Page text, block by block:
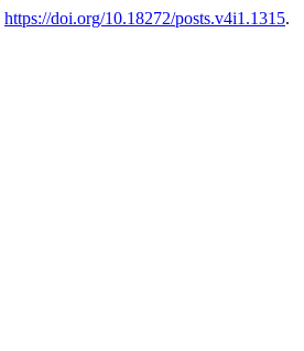
https://doi.org/10.18272/posts.v4i1.1315.